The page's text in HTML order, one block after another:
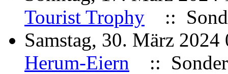
Tourist Trophy
::
Samstag, 30. März
Herum-Eiern
::